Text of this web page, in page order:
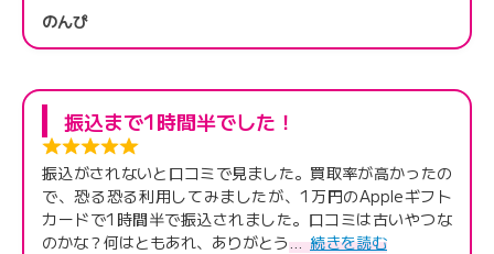
のんぴ
振込まで1時間半でした！
振込がされないと口コミで見ました。買取率が高かったの
で、恐る恐る利用してみましたが、1万円のAppleギフト
カードで1時間半で振込されました。口コミは古いやつな
のかな？何はともあれ、ありがとう
続きを読む